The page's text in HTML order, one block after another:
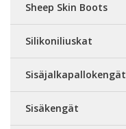
Sheep Skin Boots
Silikoniliuskat
Sisäjalkapallokengät
Sisäkengät